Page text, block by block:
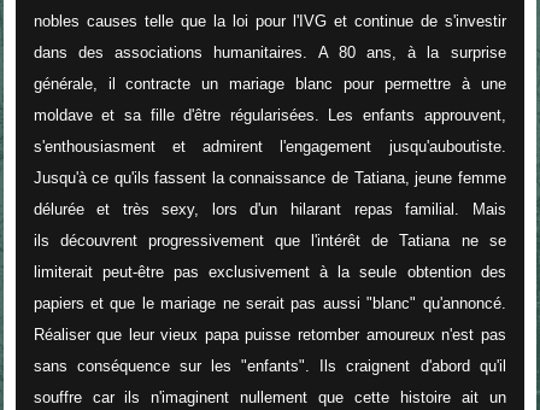
nobles causes telle que la loi pour l'IVG et continue de s'investir
dans des associations humanitaires. A 80 ans, à la surprise
générale, il contracte un mariage blanc pour permettre à une
moldave et sa fille d'être régularisées. Les enfants approuvent,
s'enthousiasment et admirent l'engagement jusqu'auboutiste.
Jusqu'à ce qu'ils fassent la connaissance de Tatiana, jeune femme
délurée et très sexy, lors d'un hilarant repas familial. Mais
ils découvrent progressivement que l'intérêt de Tatiana ne se
limiterait peut-être pas exclusivement à la seule obtention des
papiers et que le mariage ne serait pas aussi "blanc" qu'annoncé.
Réaliser que leur vieux papa puisse retomber amoureux n'est pas
sans conséquence sur les "enfants". Ils craignent d'abord qu'il
souffre car ils n'imaginent nullement que cette histoire ait un